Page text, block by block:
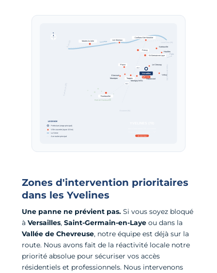
Zones d'intervention prioritaires
dans les Yvelines
Une panne ne prévient pas.Si vous soyez bloqué
à Versailles, Saint-Germain-en-Layeou dans la
Vallée de Chevreuse, notre équipe est déjà sur la
route. Nous avons fait de la réactivité locale notre
priorité absolue pour sécuriser vos accès
résidentiels et professionnels. Nous intervenons